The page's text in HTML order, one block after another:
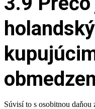
Súvisí to s osobitnou